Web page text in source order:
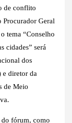
de conflito
Procurador Geral
tema “Conselho
cidades” será
dos
e diretor da
de Meio
do fórum, como